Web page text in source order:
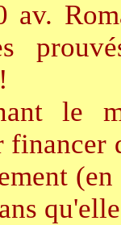
av.
le
financer